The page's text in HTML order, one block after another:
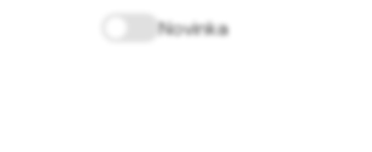
Novinka